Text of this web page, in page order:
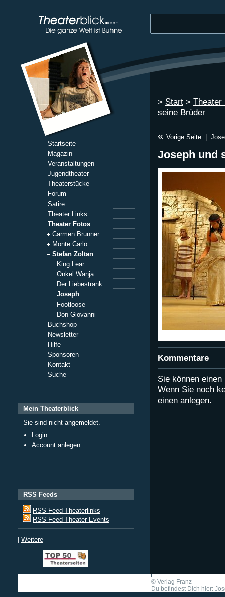
Startseite
Magazin
Veranstaltungen
Jugendtheater
Theaterstücke
Forum
Satire
Theater Links
Theater Fotos
Carmen Brunner
Monte Carlo
Stefan Zoltan
King Lear
Onkel Wanja
Der Liebestrank
Joseph
Footloose
Don Giovanni
Buchshop
Newsletter
Hilfe
Sponsoren
Kontakt
Suche
Mein Theaterblick
Sie sind nicht angemeldet.
Login
Account anlegen
RSS Feeds
RSS Feed Theaterlinks
RSS Feed Theater Events
| Weitere
> Start > Theater
seine Brüder
« Vorige Seite
Joseph und
Kommentare
Sie können
Wenn Sie noch
einen anlegen.
© Verlag Franz
Du befindest Dich hier: